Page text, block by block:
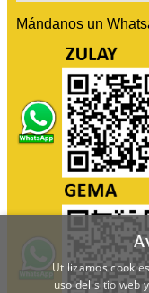
Mándanos un
Utilizamos
uso del sitio web